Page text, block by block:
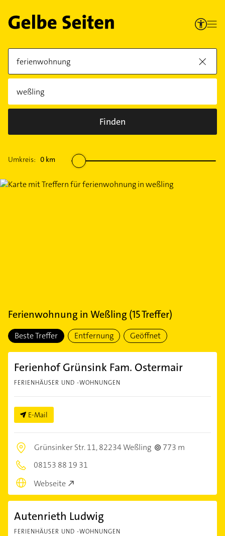
Finden
Umkreis: 0 km
Ferienwohnung in Weßling (15Treffer)
Beste Treffer Entfernung Geöffnet
Ferienhof Grünsink Fam. Ostermair
FERIENHÄUSER UND -WOHNUNGEN
E-Mail
Grünsinker Str. 11,82234 Weßling
773 m
08153 88 19 31
Webseite
Autenrieth Ludwig
FERIENHÄUSER UND -WOHNUNGEN